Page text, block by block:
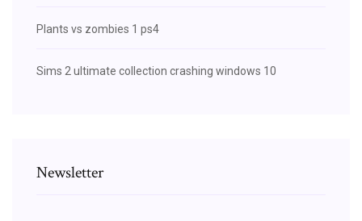
Plants vs zombies 1 ps4
Sims 2 ultimate collection crashing windows 10
Newsletter